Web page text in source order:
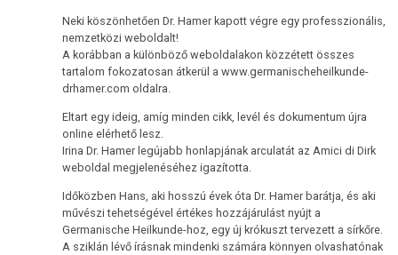
Neki köszönhetően Dr. Hamer kapott végre egy professzionális,
nemzetközi weboldalt!
A korábban a különböző weboldalakon közzétett összes
tartalom fokozatosan átkerül a www.germanischeheilkunde-
drhamer.com oldalra.
Eltart egy ideig, amíg minden cikk, levél és dokumentum újra
online elérhető lesz.
Irina Dr. Hamer legújabb honlapjának arculatát az Amici di Dirk
weboldal megjelenéséhez igazította.
Időközben Hans, aki hosszú évek óta Dr. Hamer barátja, és aki
művészi tehetségével értékes hozzájárulást nyújt a
Germanische Heilkunde-hoz, egy új krókuszt tervezett a sírkőre.
A sziklán lévő írásnak mindenki számára könnyen olvashatónak